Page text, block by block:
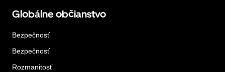
Globálne občianstvo
Bezpečnosť
Bezpečnosť
Rozmanitosť